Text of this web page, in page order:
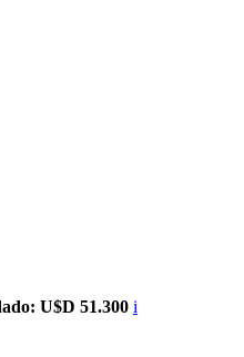
U$D 51.300 i